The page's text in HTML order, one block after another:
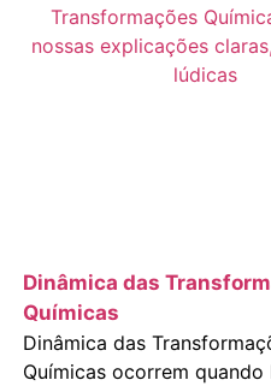
Dinâmica das
Químicas
Dinâmica das
Químicas ocorrem quando